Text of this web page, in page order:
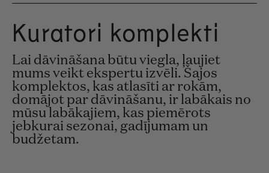
Kuratori komplekti
Lai dāvināšana būtu viegla, ļaujiet
mums veikt ekspertu izvēli. Šajos
komplektos, kas atlasīti ar rokām,
domājot par dāvināšanu, ir labākais no
mūsu labākajiem, kas piemērots
jebkurai sezonai, gadījumam un
budžetam.